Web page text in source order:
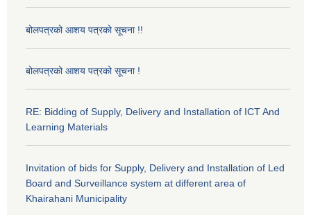
बोलपत्रको आशय पत्रको सूचना !!
बोलपत्रको आशय पत्रको सूचना !
RE: Bidding of Supply, Delivery and Installation of ICT And
Learning Materials
Invitation of bids for Supply, Delivery and Installation of Led
Board and Surveillance system at different area of
Khairahani Municipality